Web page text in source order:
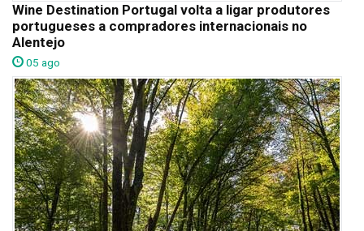
Wine Destination Portugal volta a ligar produtores
portugueses a compradores internacionais no
Alentejo
05 ago